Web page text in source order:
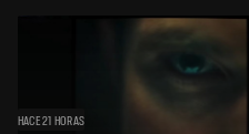
HACE 21 HORAS